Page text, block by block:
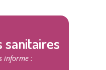
informe :